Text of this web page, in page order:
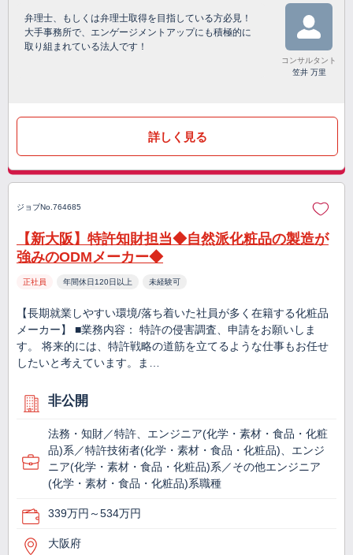
弁理士、もしくは弁理士取得を目指している方必見！
大手事務所で、エンゲージメントアップにも積極的に
取り組まれている法人です！
コンサルタント
笠井 万里
詳しく見る
ジョブNo.764685
【新大阪】特許知財担当◆自然派化粧品の製造が
強みのODMメーカー◆
正社員 年間休日120日以上 未経験可
【長期就業しやすい環境/落ち着いた社員が多く在籍する化粧品
メーカー】 ■業務内容： 特許の侵害調査、申請をお願いしま
す。 将来的には、特許戦略の道筋を立てるような仕事もお任せ
したいと考えています。ま…
非公開
法務・知財／特許、エンジニア(化学・素材・食品・化粧
品)系／特許技術者(化学・素材・食品・化粧品)、エンジ
ニア(化学・素材・食品・化粧品)系／その他エンジニア
(化学・素材・食品・化粧品)系職種
339万円～534万円
大阪府